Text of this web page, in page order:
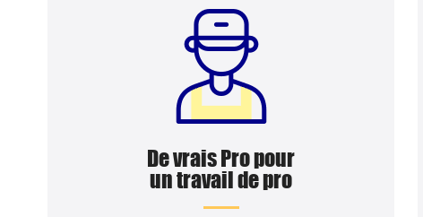
De vrais Pro pour
un travail de pro